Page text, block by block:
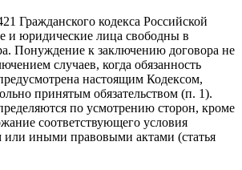
Гражданского кодекса Российской
и юридические лица свободны в
Понуждение к заключению договора не
случаев, когда обязанность
настоящим Кодексом,
принятым обязательством (п. 1).
по усмотрению сторон, кроме
соответствующего условия
или иными правовыми актами (статья